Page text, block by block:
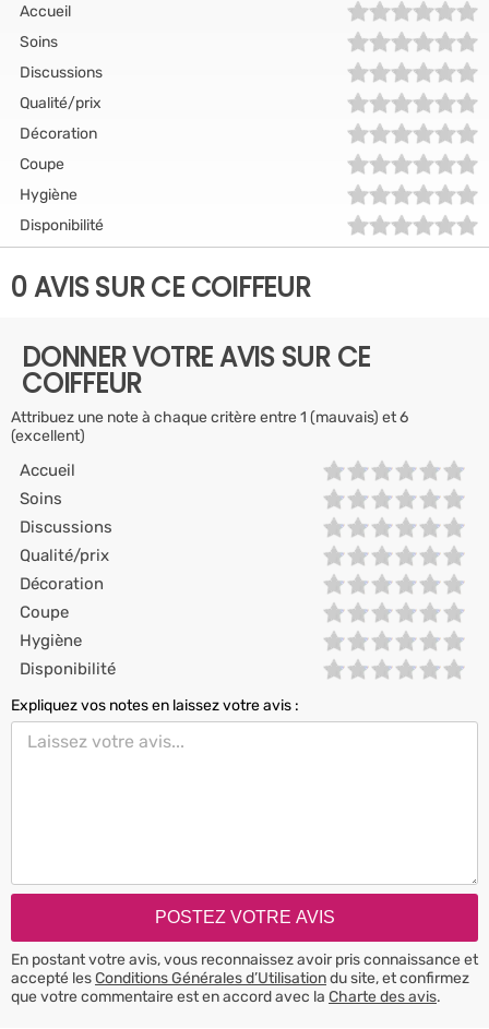
Accueil
Soins
Discussions
Qualité/prix
Décoration
Coupe
Hygiène
Disponibilité
0 AVIS SUR CE COIFFEUR
DONNER VOTRE AVIS SUR CE
COIFFEUR
Attribuez une note à chaque critère entre 1 (mauvais) et 6
(excellent)
Accueil
Soins
Discussions
Qualité/prix
Décoration
Coupe
Hygiène
Disponibilité
Expliquez vos notes en laissez votre avis :
En postant votre avis, vous reconnaissez avoir pris connaissance et
accepté lesConditions Générales d’Utilisationdu site, et confirmez
que votre commentaire est en accord avec la Charte des avis.